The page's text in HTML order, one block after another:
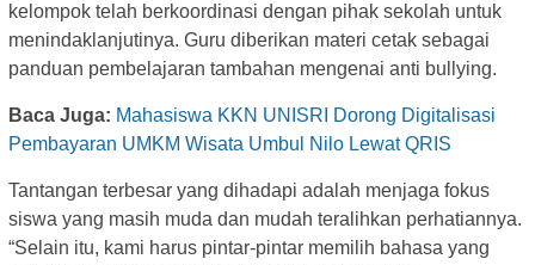
kelompok telah berkoordinasi dengan pihak sekolah untuk
menindaklanjutinya. Guru diberikan materi cetak sebagai
panduan pembelajaran tambahan mengenai anti bullying.
Baca Juga: Mahasiswa KKN UNISRI Dorong Digitalisasi
Pembayaran UMKM Wisata Umbul Nilo Lewat QRIS
Tantangan terbesar yang dihadapi adalah menjaga fokus
siswa yang masih muda dan mudah teralihkan perhatiannya.
“Selain itu, kami harus pintar-pintar memilih bahasa yang